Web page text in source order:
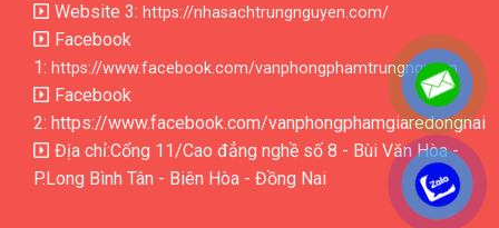
Website 3: https://nhasachtrungnguyen.com/
Facebook
1: https://www.facebook.com/vanphongphamtrungnguyen
Facebook
2: https://www.facebook.com/vanphongphamgiaredongnai
Địa chỉ:Cổng 11/Cao đẳng nghề số 8 - Bùi Văn Hòa -
P.Long Bình Tân - Biên Hòa - Đồng Nai
.